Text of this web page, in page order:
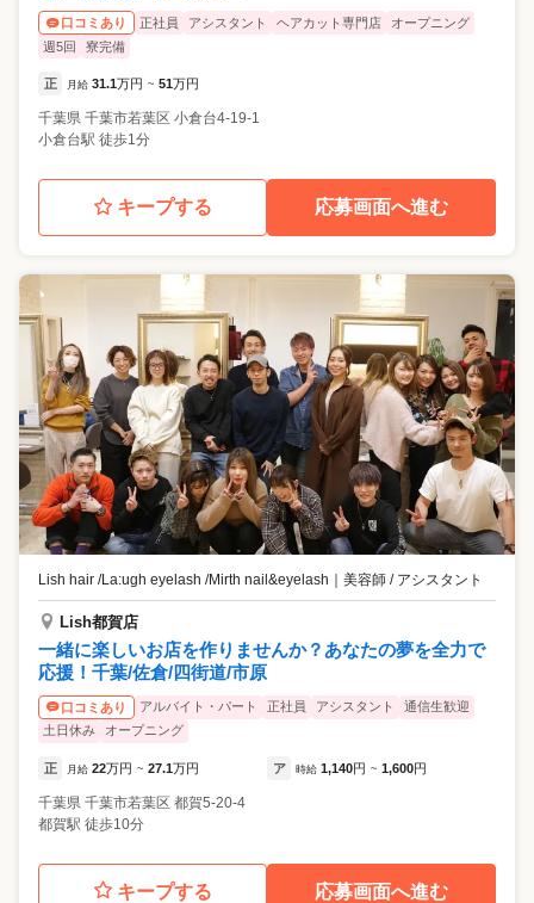
口コミあり 正社員 アシスタント ヘアカット専門店
オープニング
週5回
寮完備
正 月給 31.1万円 ~ 51万円
千葉県 千葉市若葉区 小倉台4-19-1
小倉台駅 徒歩1分
キープする 応募画面へ進む
Lish hair /La:ugh eyelash /Mirth nail&eyelash ｜ 美容師 / アシスタント
Lish都賀店
一緒に楽しいお店を作りませんか？あなたの夢を全力で
応援！千葉/佐倉/四街道/市原
口コミあり アルバイト・パート 正社員 アシスタント
通信生歓迎
土日休み
オープニング
正 月給 22万円 ~ 27.1万円 ア 時給 1,140円 ~ 1,600円
千葉県 千葉市若葉区 都賀5-20-4
都賀駅 徒歩10分
キープする 応募画面へ進む